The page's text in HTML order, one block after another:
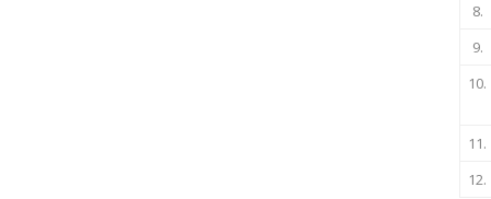
8.
9.
10.
11.
12.